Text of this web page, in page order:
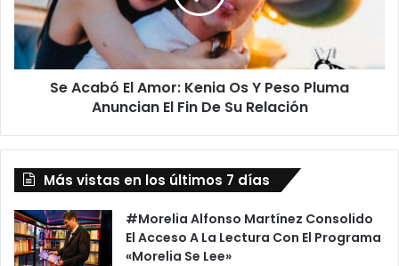
Os
Y
Peso
Pluma
Anuncian
Relación
Se Acabó El Amor: Kenia Os Y Peso Pluma
Anuncian El Fin De Su Relación
Más vistas en los últimos 7 días
#Morelia Alfonso Martínez Consolido
El Acceso A La Lectura Con El Programa
«Morelia Se Lee»